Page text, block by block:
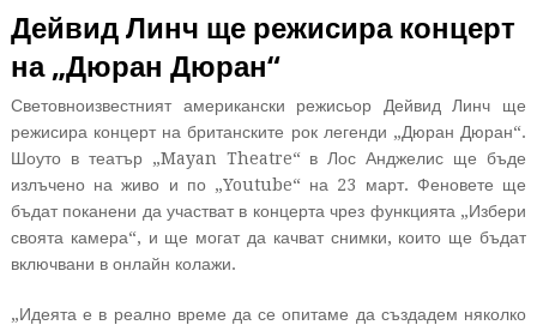
Дейвид Линч ще режисира концерт
на „Дюран Дюран“
Световноизвестният американски режисьор Дейвид Линч ще
режисира концерт на британските рок легенди „Дюран Дюран“.
Шоуто в театър „Mayan Theatre“ в Лос Анджелис ще бъде
излъчено на живо и по „Youtube“ на 23 март. Феновете ще
бъдат поканени да участват в концерта чрез функцията „Избери
своята камера“, и ще могат да качват снимки, които ще бъдат
включвани в онлайн колажи.
„Идеята е в реално време да се опитаме да създадем няколко